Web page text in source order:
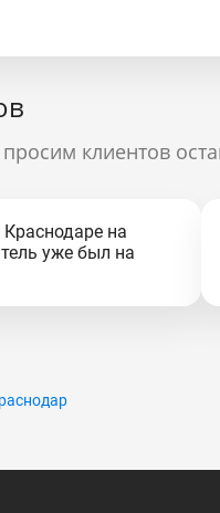
клиентов
на
уже был на